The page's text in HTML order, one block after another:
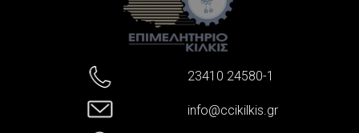
23410 24580-1
info@ccikilkis.gr